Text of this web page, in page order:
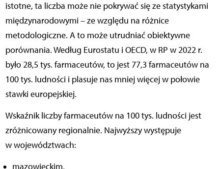
istotne, ta liczba może nie pokrywać się ze statystykami
międzynarodowymi – ze względu na różnice
metodologiczne. A to może utrudniać obiektywne
porównania. Według Eurostatu i OECD, w RP w 2022 r.
było 28,5 tys. farmaceutów, to jest 77,3 farmaceutów na
100 tys. ludności i plasuje nas mniej więcej w połowie
stawki europejskiej.
Wskaźnik liczby farmaceutów na 100 tys. ludności jest
zróżnicowany regionalnie. Najwyższy występuje
w województwach:
mazowieckim,